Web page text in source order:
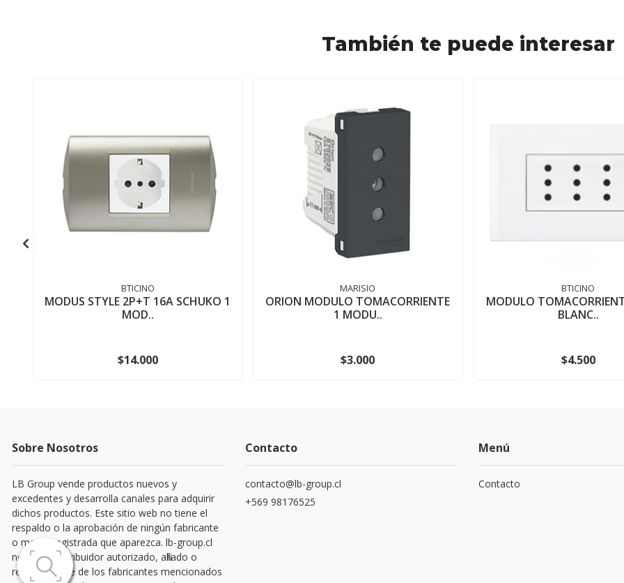
También te puede interesar
BTICINO
MODUS STYLE 2P+T 16A SCHUKO 1
MOD..
$14.000
MARISIO
ORION MODULO TOMACORRIENTE
1 MODU..
$3.000
BTICINO
MODULO
BLANC..
$4.500
Sobre Nosotros
LB Group vende productos nuevos y
excedentes y desarrolla canales para adquirir
dichos productos. Este sitio web no tiene el
respaldo o la aprobación de ningún fabricante
o marca registrada que aparezca. lb-group.cl
no es un distribuidor autorizado, afiliado o
representante de los fabricantes mencionados
Contacto
contacto@lb-group.cl
+569 98176525
Menú
Contacto